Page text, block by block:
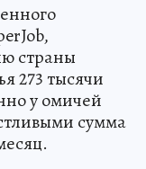
страны
273 тысячи
у омичей
сумма